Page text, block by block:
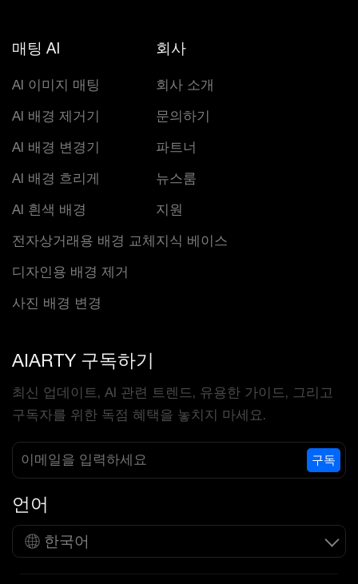
매팅 AI
AI 이미지 매팅
AI 배경 제거기
AI 배경 변경기
AI 배경 흐리게
AI 흰색 배경
전자상거래용 배경 교체
디자인용 배경 제거
사진 배경 변경
회사
회사 소개
문의하기
파트너
뉴스룸
지원
지식 베이스
AIARTY 구독하기
최신 업데이트, AI 관련 트렌드, 유용한 가이드, 그리고
구독자를 위한 독점 혜택을 놓치지 마세요.
구독
언어
한국어